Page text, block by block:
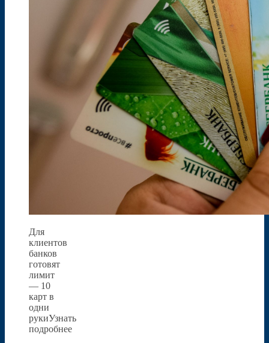
Для
клиентов
банков
готовят
лимит
— 10
карт в
одни
рукиУзнать
подробнее